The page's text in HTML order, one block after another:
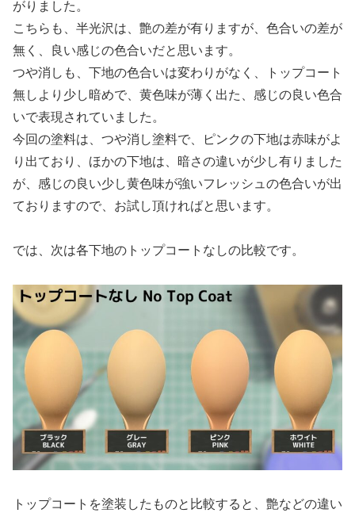
がりました。
こちらも、半光沢は、艶の差が有りますが、色合いの差が
無く、良い感じの色合いだと思います。
つや消しも、下地の色合いは変わりがなく、トップコート
無しより少し暗めで、黄色味が薄く出た、感じの良い色合
いで表現されていました。
今回の塗料は、つや消し塗料で、ピンクの下地は赤味がよ
り出ており、ほかの下地は、暗さの違いが少し有りました
が、感じの良い少し黄色味が強いフレッシュの色合いが出
ておりますので、お試し頂ければと思います。
では、次は各下地のトップコートなしの比較です。
トップコートを塗装したものと比較すると、艶などの違い